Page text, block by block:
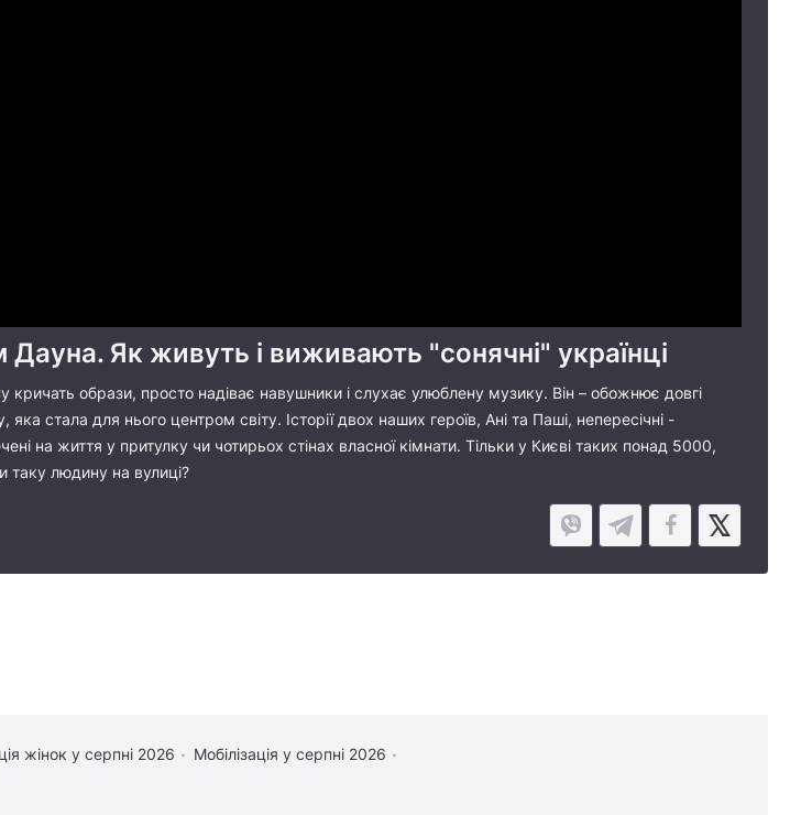
Як живуть і виживають "сонячні" українці
кричать образи, просто надіває навушники і слухає улюблену музику. Він – обожнює довгі
стала для нього центром світу. Історії двох наших героїв, Ані та Паші, непересічні -
на життя у притулку чи чотирьох стінах власної кімнати. Тільки у Києві таких понад 5000,
таку людину на вулиці?
жінок у серпні 2026
Мобілізація у серпні 2026